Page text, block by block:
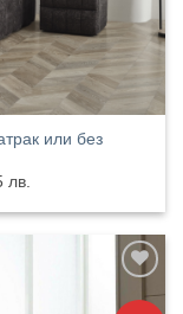
или без
лв.
Добавяне